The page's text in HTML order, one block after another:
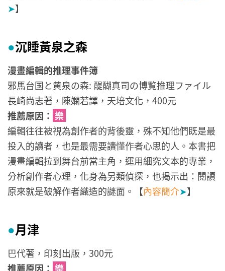
➤】
●沉睡黃泉之森
漫畫編輯的推理事件簿
邪馬台国と黄泉の森: 醍醐真司の博覧推理ファイル
長崎尚志著，陳嫻若譯，天培文化，400元
推薦原因： 樂
編輯往往被視為創作者的背後靈，殊不知他們既是最
投入的讀者，也是最需要讀懂作者心思的人。本書把
漫畫編輯拉到舞台前當主角，運用細究文本的專業，
分析創作者心理，化身為另類偵探，也揭示出：閱讀
原來就是破解作者織造的謎面。【內容簡介➤】
●月津
巴代著，印刻出版，300元
推薦原因： 樂